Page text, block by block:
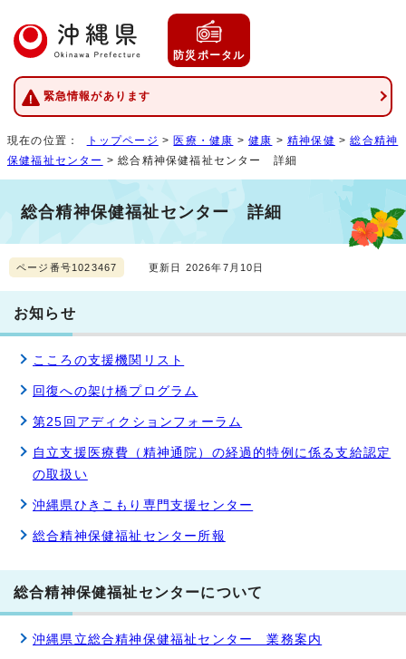
防災ポータル
緊急情報があります
現在の位置： トップページ >医療・健康 >健康 >精神保健 >総合精神
保健福祉センター > 総合精神保健福祉センター 詳細
総合精神保健福祉センター 詳細
ページ番号1023467 更新日 2026年7月10日
お知らせ
こころの支援機関リスト
回復への架け橋プログラム
第25回アディクションフォーラム
自立支援医療費（精神通院）の経過的特例に係る支給認定
の取扱い
沖縄県ひきこもり専門支援センター
総合精神保健福祉センター所報
総合精神保健福祉センターについて
沖縄県立総合精神保健福祉センター 業務案内